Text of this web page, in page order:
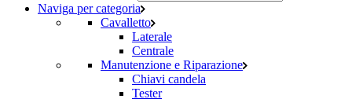
Naviga per categoria
Cavalletto
Laterale
Centrale
Manutenzione e Riparazione
Chiavi candela
Tester